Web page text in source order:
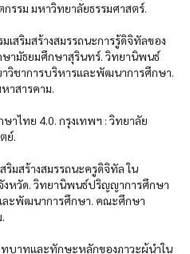
รรม มหาวิทยาลัยธรรมศาสตร์.
สริมสร้างสมรรถนะการรู้ดิจิทัลของ
ษามัธยมศึกษาสุรินทร์. วิทยานิพนธ์
ชาการบริหารและพัฒนาการศึกษา.
าสารคาม.
าไทย 4.0. กรุงเทพฯ : วิทยาลัย
ย์.
ริมสร้างสมรรถนะครูดิจิทัล ใน
งหวัด. วิทยานิพนธ์ปริญญาการศึกษา
ะพัฒนาการศึกษา. คณะศึกษา
ทบาทและทักษะหลักของภาวะผู้นำใน